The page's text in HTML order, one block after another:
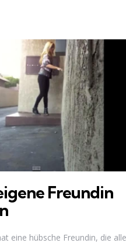
Freundin
eine hübsche Freundin, die